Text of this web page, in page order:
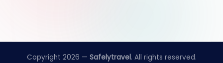
Copyright 2026 — Safelytravel. All rights reserved.